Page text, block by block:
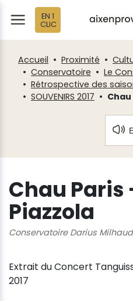
EN 1
CLIC
Accueil Proximité
Conservatoire
Le
Rétrospective des
SOUVENIRS 2017
Chau Paris
Piazzola
Conservatoire Darius Milhaud
Extrait du Concert
2017
Fenêtre
de
chat
Panneau de gestion des